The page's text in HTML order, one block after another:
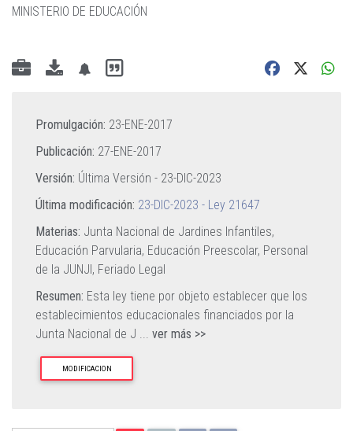
MINISTERIO DE EDUCACIÓN
Promulgación: 23-ENE-2017
Publicación: 27-ENE-2017
Versión: Última Versión - 23-DIC-2023
Última modificación: 23-DIC-2023 - Ley 21647
Materias: Junta Nacional de Jardines Infantiles,
Educación Parvularia, Educación Preescolar, Personal
de la JUNJI, Feriado Legal
Resumen: Esta ley tiene por objeto establecer que los
establecimientos educacionales financiados por la
Junta Nacional de J ... ver más >>
MODIFICACION